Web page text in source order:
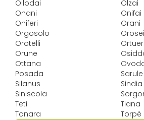
Ollodai
Olzai
Onani
Onifai
Oniferi
Orani
Orgosolo
Orosei
Orotelli
Ortueri
Orune
Ottana
Posada
Sarule
Silanus
Sindia
Siniscola
Teti
Tiana
Tonara
Torpè